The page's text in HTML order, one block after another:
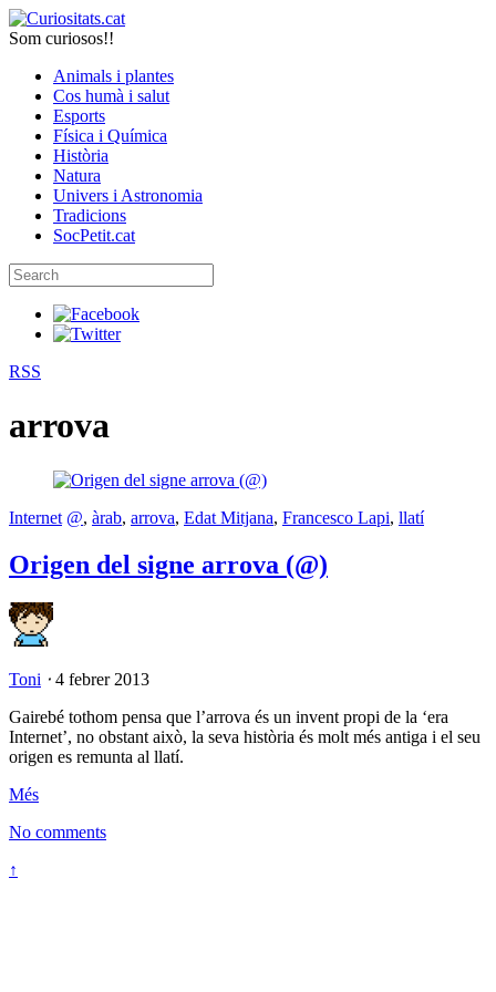
Som curiosos!!
Animals i plantes
Cos humà i salut
Esports
Física i Química
Història
Natura
Univers i Astronomia
Tradicions
SocPetit.cat
RSS
arrova
Internet @, àrab, arrova, Edat Mitjana, Francesco Lapi, llatí
Origen del signe arrova (@)
Toni ⋅ 4 febrer 2013
Gairebé tothom pensa que l’arrova és un invent propi de la ‘era
Internet’, no obstant això, la seva història és molt més antiga i el seu
origen es remunta al llatí.
Més
No comments
↑